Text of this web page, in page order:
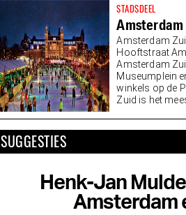
STADSDEEL
Amsterdam
Hooftstraat
Amsterdam
Museumplein
winkels op de
Zuid is het
SUGGESTIES
Henk-Jan
Amsterdam